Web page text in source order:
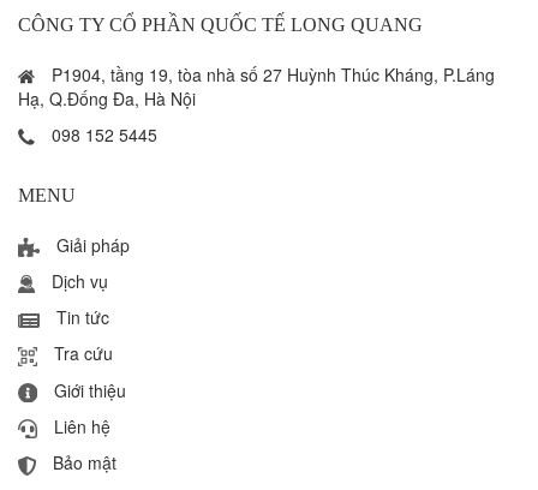
CÔNG TY CỔ PHẦN QUỐC TẾ LONG QUANG
P1904, tầng 19, tòa nhà số 27 Huỳnh Thúc Kháng, P.Láng
Hạ, Q.Đống Đa, Hà Nội
098 152 5445
MENU
Giải pháp
Dịch vụ
Tin tức
Tra cứu
Giới thiệu
Liên hệ
Bảo mật